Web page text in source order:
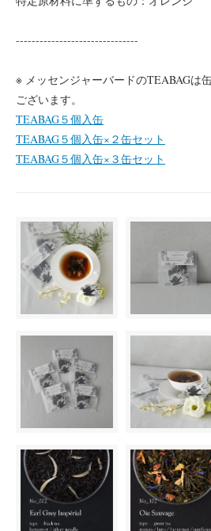
-------------------------------
※ メッセンジャーバードのTEABAGは
ございます。
TEABAG５個入缶
TEABAG５個入缶×２缶セット
TEABAG５個入缶×３缶セット